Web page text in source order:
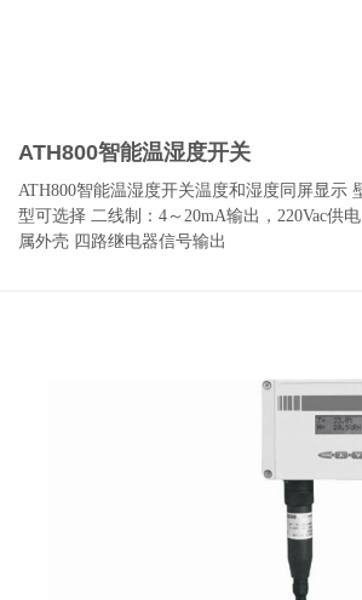
ATH800智能温湿度开关
ATH800智能温湿度开关温度和湿度同屏显示
型可选择 二线制：4～20mA输出，220Vac供
属外壳 四路继电器信号输出